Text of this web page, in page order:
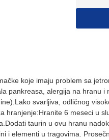
koje imaju problem sa
pankreasa, alergija na
svarljiva, odličnog
hranjenje:Hranite 6 meseci u
taurin u ovu hranu
i elementi u tragovima.